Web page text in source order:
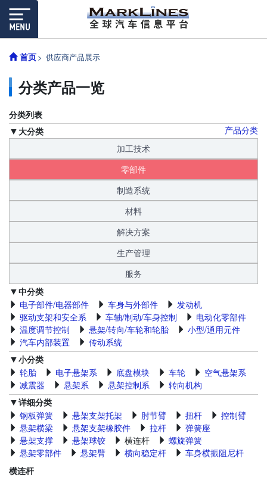
首页 供应商产品展示
分类产品一览
分类列表
产品分类
大分类
加工技术
零部件
制造系统
材料
解决方案
生产管理
服务
中分类
电子部件/电器部件
车身与外部件
发动机
驱动支架和安全系
车轴/制动/车身控制
电动化零部件
温度调节控制
悬架/转向/车轮和轮胎
小型/通用元件
汽车内部装置
传动系统
小分类
轮胎
电子悬架系 底盘模块 车轮
空气悬架系
减震器
悬架系 悬架控制系
转向机构
详细分类
钢板弹簧
悬架支架托架 肘节臂 扭杆
控制臂
悬架横梁
悬架支架橡胶件 拉杆
弹簧座
悬架支撑
悬架球铰 横连杆
螺旋弹簧
悬架零部件
悬架臂 横向稳定杆
车身横振阻尼杆
横连杆